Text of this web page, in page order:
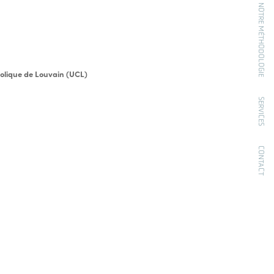
NOTRE MÉTHODOLOGIE
SERVICES
CONTACT
de Louvain (UCL)